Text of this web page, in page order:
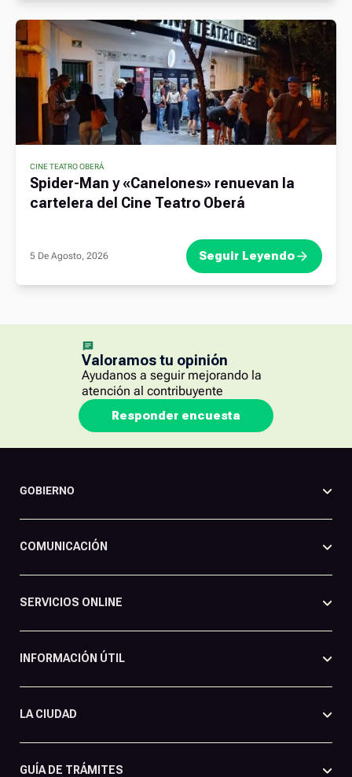
CINE TEATRO OBERÁ
Spider-Man y «Canelones» renuevan la
cartelera del Cine Teatro Oberá
5 De Agosto, 2026 Seguir Leyendo
Valoramos tu opinión
Ayudanos a seguir mejorando la
atención al contribuyente
Responder encuesta
GOBIERNO
COMUNICACIÓN
SERVICIOS ONLINE
INFORMACIÓN ÚTIL
LA CIUDAD
GUÍA DE TRÁMITES